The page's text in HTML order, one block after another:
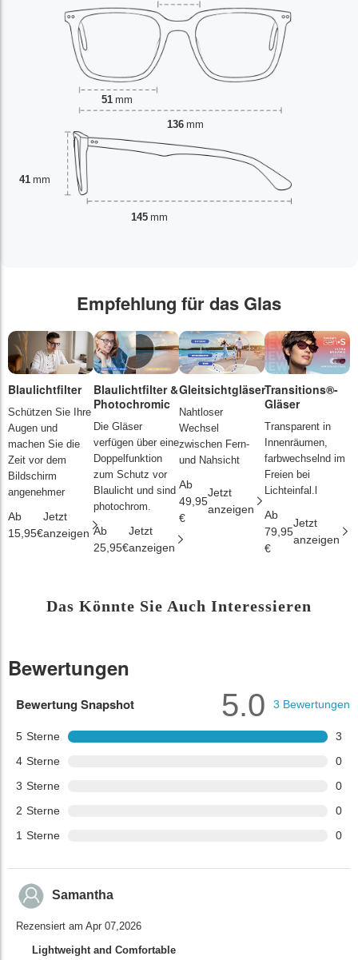
51 mm
41 mm
136 mm
145 mm
Empfehlung für das Glas
Blaulichtfilter
Schützen Sie Ihre
Augen und
machen Sie die
Zeit vor dem
Bildschirm
angenehmer
Ab
15,95€
Jetzt
anzeigen
Blaulichtfilter &
Photochromic
Die Gläser
verfügen über eine
Doppelfunktion
zum Schutz vor
Blaulicht und sind
photochrom.
Ab
25,95€
Jetzt
anzeigen
Gleitsichtgläser
Nahtloser
Wechsel
zwischen Fern-
und Nahsicht
Ab
49,95
€
Jetzt
anzeigen
Transitions®-
Gläser
Transparent in
Innenräumen,
farbwechselnd im
Freien bei
Lichteinfal.l
Ab
79,95
€
Jetzt
anzeigen
Das Könnte Sie Auch Interessieren
Bewertungen
Bewertung Snapshot
5 Sterne
3
4 Sterne
0
3 Sterne
0
2 Sterne
0
1 Sterne 0
5.0 3 Bewertungen
Samantha
Rezensiert am Apr 07,2026
Lightweight and Comfortable